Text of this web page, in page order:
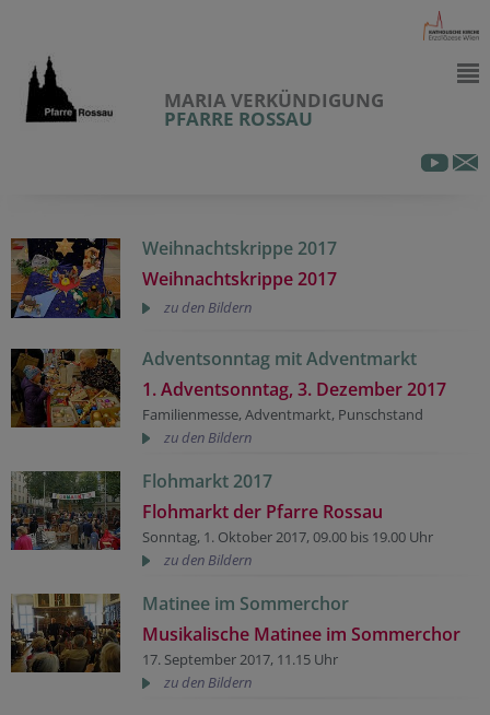
MARIA VERKÜNDIGUNG
PFARRE ROSSAU
Weihnachtskrippe 2017
Weihnachtskrippe 2017
zu den Bildern
Adventsonntag mit Adventmarkt
1. Adventsonntag, 3. Dezember 2017
Familienmesse, Adventmarkt, Punschstand
zu den Bildern
Flohmarkt 2017
Flohmarkt der Pfarre Rossau
Sonntag, 1. Oktober 2017, 09.00 bis 19.00 Uhr
zu den Bildern
Matinee im Sommerchor
Musikalische Matinee im Sommerchor
17. September 2017, 11.15 Uhr
zu den Bildern